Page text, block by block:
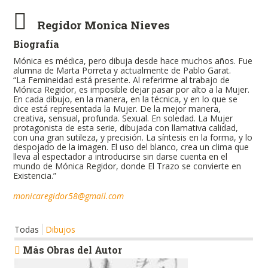
Regidor Monica Nieves
Biografía
Mónica es médica, pero dibuja desde hace muchos años. Fue
alumna de Marta Porreta y actualmente de Pablo Garat.
“La Femineidad está presente. Al referirme al trabajo de
Mónica Regidor, es imposible dejar pasar por alto a la Mujer.
En cada dibujo, en la manera, en la técnica, y en lo que se
dice está representada la Mujer. De la mejor manera,
creativa, sensual, profunda. Sexual. En soledad. La Mujer
protagonista de esta serie, dibujada con llamativa calidad,
con una gran sutileza, y precisión. La síntesis en la forma, y lo
despojado de la imagen. El uso del blanco, crea un clima que
lleva al espectador a introducirse sin darse cuenta en el
mundo de Mónica Regidor, donde El Trazo se convierte en
Existencia.”
monicaregidor58@gmail.com
Todas Dibujos
Más Obras del Autor